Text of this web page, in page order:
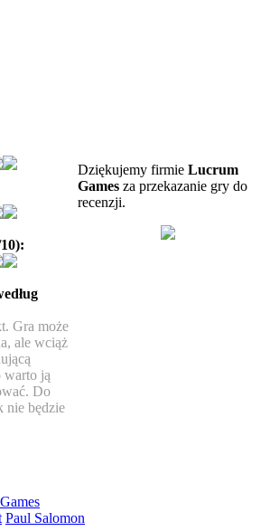
Dziękujemy firmie Lucrum
Games za przekazanie gry do
recenzji.
Gra może
ale wciąż
warto ją
Do
nie będzie
Paul Salomon